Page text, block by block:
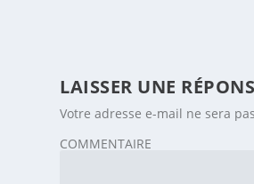
LAISSER UNE
Votre adresse e-mail ne sera
COMMENTAIRE